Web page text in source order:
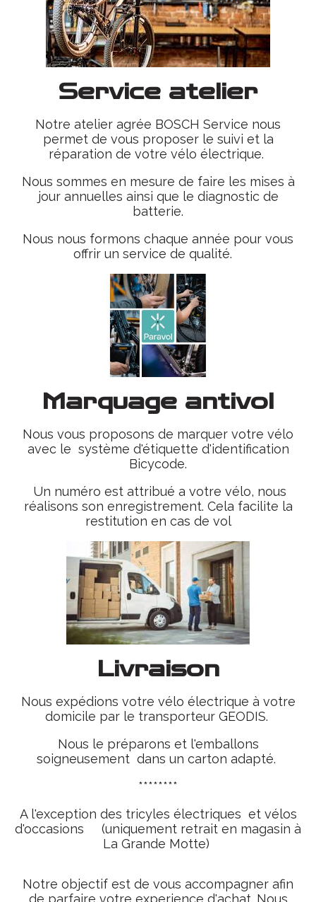
Service atelier
Notre atelier agrée BOSCH Service nous
permet de vous proposer le suivi et la
réparation de votre vélo électrique.
Nous sommes en mesure de faire les mises à
jour annuelles ainsi que le diagnostic de
batterie.
Nous nous formons chaque année pour vous
offrir un service de qualité.
Marquage antivol
Nous vous proposons de marquer votre vélo
avec le système d'étiquette d'identification
Bicycode.
Un numéro est attribué a votre vélo, nous
réalisons son enregistrement. Cela facilite la
restitution en cas de vol
Livraison
Nous expédions votre vélo électrique à votre
domicile par le transporteur GEODIS.
Nous le préparons et l'emballons
soigneusement dans un carton adapté.
********
A l'exception des tricyles électriques et vélos
d'occasions (uniquement retrait en magasin à
La Grande Motte)
Notre objectif est de vous accompagner afin
de parfaire votre experience d'achat. Nous